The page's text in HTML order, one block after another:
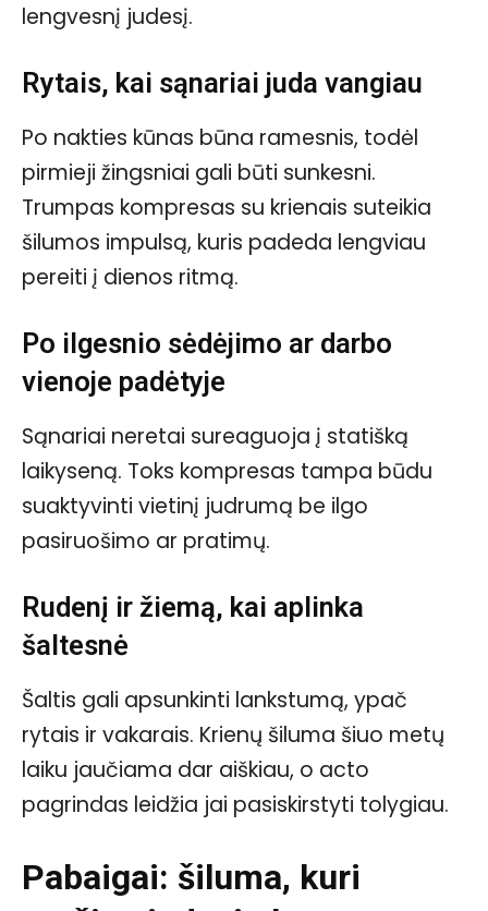
lengvesnį judesį.
Rytais, kai sąnariai juda vangiau
Po nakties kūnas būna ramesnis, todėl
pirmieji žingsniai gali būti sunkesni.
Trumpas kompresas su krienais suteikia
šilumos impulsą, kuris padeda lengviau
pereiti į dienos ritmą.
Po ilgesnio sėdėjimo ar darbo
vienoje padėtyje
Sąnariai neretai sureaguoja į statišką
laikyseną. Toks kompresas tampa būdu
suaktyvinti vietinį judrumą be ilgo
pasiruošimo ar pratimų.
Rudenį ir žiemą, kai aplinka
šaltesnė
Šaltis gali apsunkinti lankstumą, ypač
rytais ir vakarais. Krienų šiluma šiuo metų
laiku jaučiama dar aiškiau, o acto
pagrindas leidžia jai pasiskirstyti tolygiau.
Pabaigai: šiluma, kuri